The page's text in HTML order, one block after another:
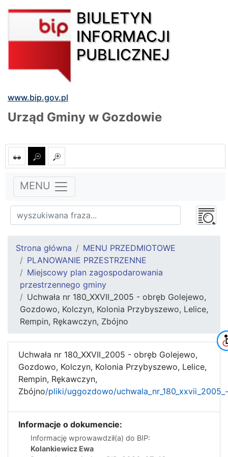
BIULETYN
INFORMACJI
PUBLICZNEJ
www.bip.gov.pl
Urząd Gminy w Gozdowie
MENU
Strona główna
MENU PRZEDMIOTOWE
PLANOWANIE PRZESTRZENNE
Miejscowy plan zagospodarowania
przestrzennego gminy
Uchwała nr 180_XXVII_2005 - obręb Golejewo,
Gozdowo, Kolczyn, Kolonia Przybyszewo, Lelice,
Rempin, Rękawczyn, Zbójno
Uchwała nr 180_XXVII_2005 - obręb Golejewo,
Gozdowo, Kolczyn, Kolonia Przybyszewo, Lelice,
Rempin, Rękawczyn,
Zbójno/pliki/uggozdowo/
Informacje o dokumencie:
Informację wprowawdził(a) do BIP:
Kolankiewicz Ewa